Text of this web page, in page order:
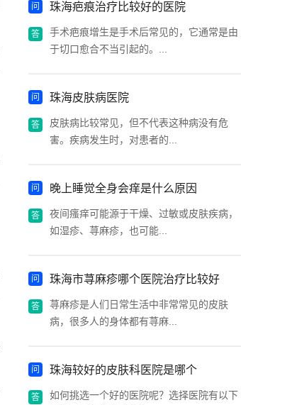
珠海疤痕治疗比较好的医院
手术疤痕增生是手术后常见的，它通常是由
于切口愈合不当引起的。...
珠海皮肤病医院
皮肤病比较常见，但不代表这种病没有危
害。疾病发生时，对患者的...
晚上睡觉全身会痒是什么原因
夜间瘙痒可能源于干燥、过敏或皮肤疾病，
如湿疹、荨麻疹，也可能...
珠海市荨麻疹哪个医院治疗比较好
荨麻疹是人们日常生活中非常常见的皮肤
病，很多人的身体都有荨麻...
珠海较好的皮肤科医院是哪个
如何挑选一个好的医院呢？选择医院有以下